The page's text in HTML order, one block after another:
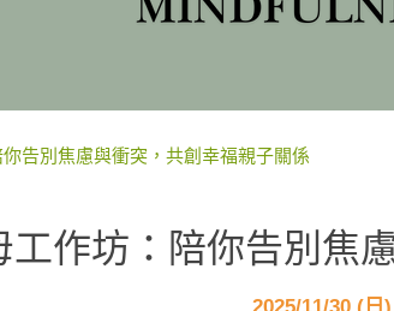
告別焦慮與衝突，共創幸福親子關係
工作坊：陪你告別焦